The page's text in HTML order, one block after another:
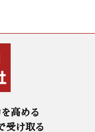
高める
受け取る